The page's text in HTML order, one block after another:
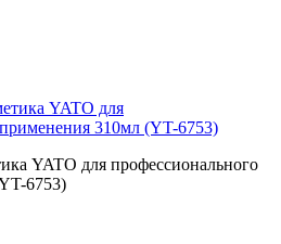
YATO для профессионального
6753)